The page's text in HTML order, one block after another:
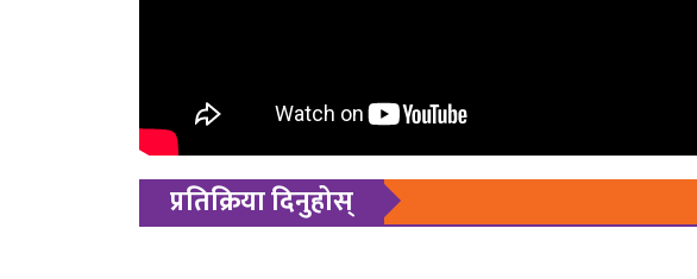
प्रतिक्रिया दिनुहोस्